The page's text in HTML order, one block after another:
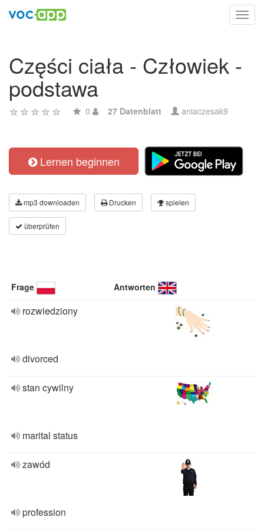
Części ciała - Człowiek -
podstawa
0 27 Datenblatt aniaczesak9
Lernen beginnen
mp3 downloaden Drucken spielen
überprüfen
Frage Antworten
rozwiedziony
divorced
stan cywilny
marital status
zawód
profession